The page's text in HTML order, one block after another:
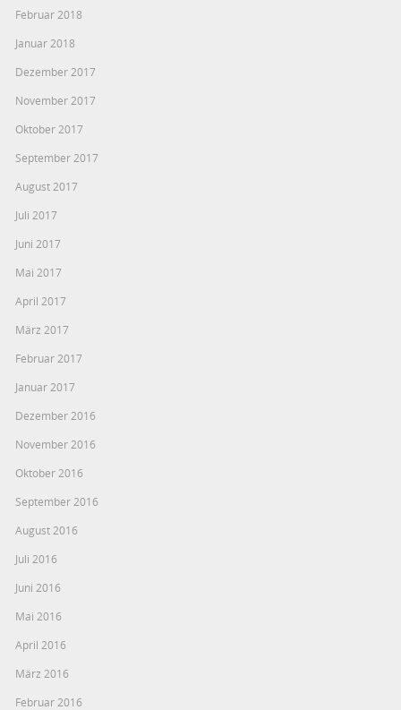
Februar 2018
Januar 2018
Dezember 2017
November 2017
Oktober 2017
September 2017
August 2017
Juli 2017
Juni 2017
Mai 2017
April 2017
März 2017
Februar 2017
Januar 2017
Dezember 2016
November 2016
Oktober 2016
September 2016
August 2016
Juli 2016
Juni 2016
Mai 2016
April 2016
März 2016
Februar 2016